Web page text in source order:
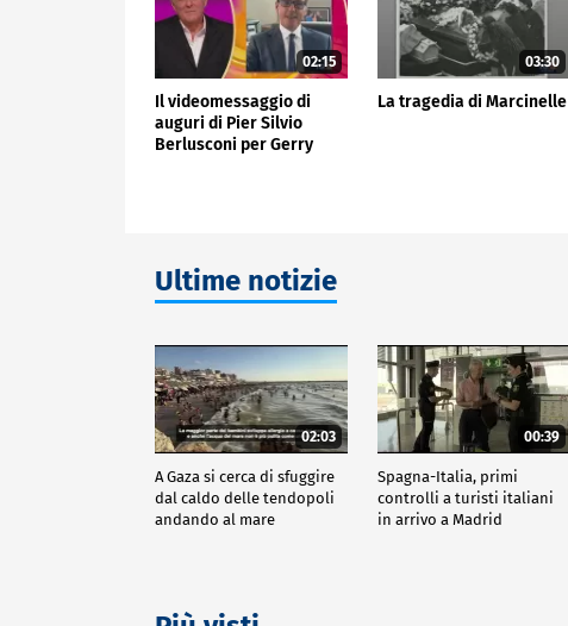
02:15
Il videomessaggio di
auguri di Pier Silvio
Berlusconi per Gerry
03:30
La tragedia di Marcinelle
Ultime notizie
02:03
A Gaza si cerca di sfuggire
dal caldo delle tendopoli
andando al mare
00:39
Spagna-Italia, primi
controlli a turisti italiani
in arrivo a Madrid